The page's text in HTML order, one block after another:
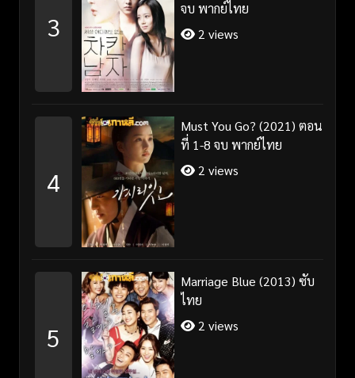
3
จบ พากย์ไทย
2 views
4
Must You Go? (2021) ตอน
ที่ 1-8 จบ พากย์ไทย
2 views
5
Marriage Blue (2013) ซับ
ไทย
2 views